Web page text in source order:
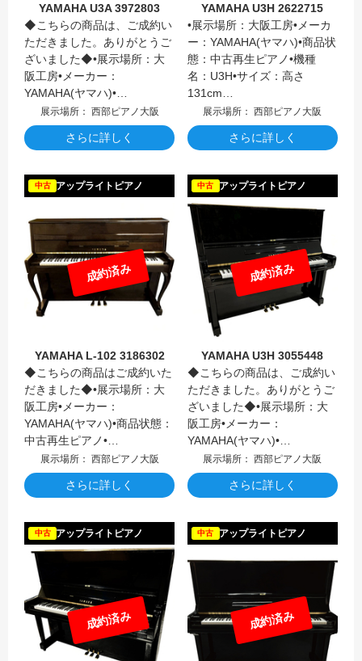
YAMAHA U3A 3972803
◆こちらの商品は、ご成約い
ただきました。ありがとうご
ざいました◆•展示場所：大
阪工房•メーカー：
YAMAHA(ヤマハ)•…
展示場所： 西部ピアノ大阪
さらに詳しく
YAMAHA U3H 2622715
•展示場所：大阪工房•メーカ
ー：YAMAHA(ヤマハ)•商品状
態：中古再生ピアノ•機種
名：U3H•サイズ：高さ
131cm…
展示場所： 西部ピアノ大阪
さらに詳しく
アップライトピアノ
中古
成約済み
YAMAHA L-102 3186302
◆こちらの商品はご成約いた
だきました◆•展示場所：大
阪工房•メーカー：
YAMAHA(ヤマハ)•商品状態：
中古再生ピアノ•…
展示場所： 西部ピアノ大阪
さらに詳しく
アップライトピアノ
中古
成約済み
YAMAHA U3H 3055448
◆こちらの商品は、ご成約い
ただきました。ありがとうご
ざいました◆•展示場所：大
阪工房•メーカー：
YAMAHA(ヤマハ)•…
展示場所： 西部ピアノ大阪
さらに詳しく
アップライトピアノ
中古
成約済み
アップライトピアノ
中古
成約済み